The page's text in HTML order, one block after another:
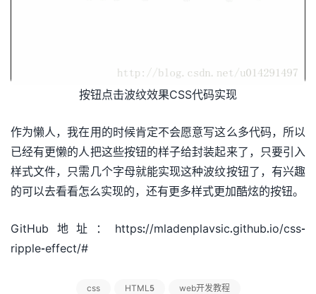
按钮点击波纹效果CSS代码实现
作为懒人，我在用的时候肯定不会愿意写这么多代码，所以
已经有更懒的人把这些按钮的样子给封装起来了，只要引入
样式文件，只需几个字母就能实现这种波纹按钮了，有兴趣
的可以去看看怎么实现的，还有更多样式更加酷炫的按钮。
GitHub地址：https://mladenplavsic.github.io/css-
ripple-effect/#
css HTML5 web开发教程